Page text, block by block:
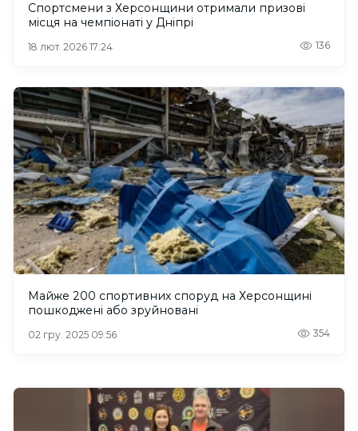
Спортсмени з Херсонщини отримали призові
місця на чемпіонаті у Дніпрі
18 лют. 2026 17:24 136
Майже 200 спортивних споруд на Херсонщині
пошкоджені або зруйновані
02 гру. 2025 09:56 354